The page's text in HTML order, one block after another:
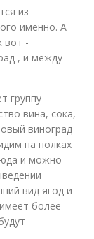
из
именно. А
вот -
, и между
группу
вина, сока,
виноград
на полках
и можно
вид ягод и
более